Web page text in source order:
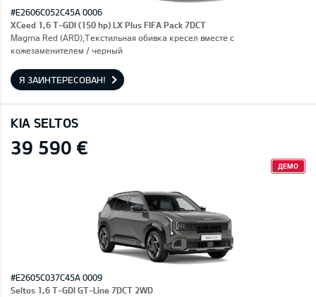
#E2606C052C45A 0006
XCeed 1,6 T-GDI (150 hp) LX Plus FIFA Pack 7DCT
Magma Red (ARD),Текстильная обивка кресел вместе с
кожезаменителем / черный
Я ЗАИНТЕРЕСОВАН!
KIA SELTOS
39 590 €
ДЕМО
#E2605C037C45A 0009
Seltos 1,6 T-GDI GT-Line 7DCT 2WD